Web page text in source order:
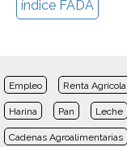
índice FADA
Empleo Renta Agrícola
Harina Pan Leche
Cadenas Agroalimentarias